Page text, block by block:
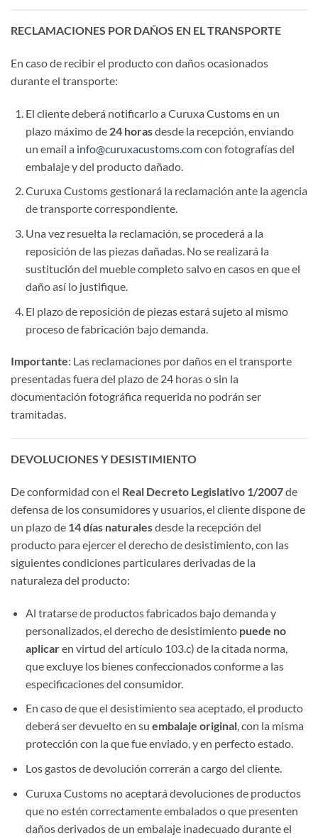
RECLAMACIONES POR DAÑOS EN EL TRANSPORTE
En caso de recibir el producto con daños ocasionados
durante el transporte:
El cliente deberá notificarlo a Curuxa Customs en un
plazo máximo de 24 horasdesde la recepción, enviando
un email a info@curuxacustoms.comcon fotografías del
embalaje y del producto dañado.
Curuxa Customs gestionará la reclamación ante la agencia
de transporte correspondiente.
Una vez resuelta la reclamación, se procederá a la
reposición de las piezas dañadas. No se realizará la
sustitución del mueble completo salvo en casos en que el
daño así lo justifique.
El plazo de reposición de piezas estará sujeto al mismo
proceso de fabricación bajo demanda.
Importante: Las reclamaciones por daños en el transporte
presentadas fuera del plazo de 24 horas o sin la
documentación fotográfica requerida no podrán ser
tramitadas.
DEVOLUCIONES Y DESISTIMIENTO
De conformidad con el Real Decreto Legislativo 1/2007de
defensa de los consumidores y usuarios, el cliente dispone de
un plazo de 14 días naturalesdesde la recepción del
producto para ejercer el derecho de desistimiento, con las
siguientes condiciones particulares derivadas de la
naturaleza del producto:
Al tratarse de productos fabricados bajo demanda y
personalizados, el derecho de desistimiento puede no
aplicaren virtud del artículo 103.c) de la citada norma,
que excluye los bienes confeccionados conforme a las
especificaciones del consumidor.
En caso de que el desistimiento sea aceptado, el producto
deberá ser devuelto en su embalaje original, con la misma
protección con la que fue enviado, y en perfecto estado.
Los gastos de devolución correrán a cargo del cliente.
Curuxa Customs no aceptará devoluciones de productos
que no estén correctamente embalados o que presenten
daños derivados de un embalaje inadecuado durante el